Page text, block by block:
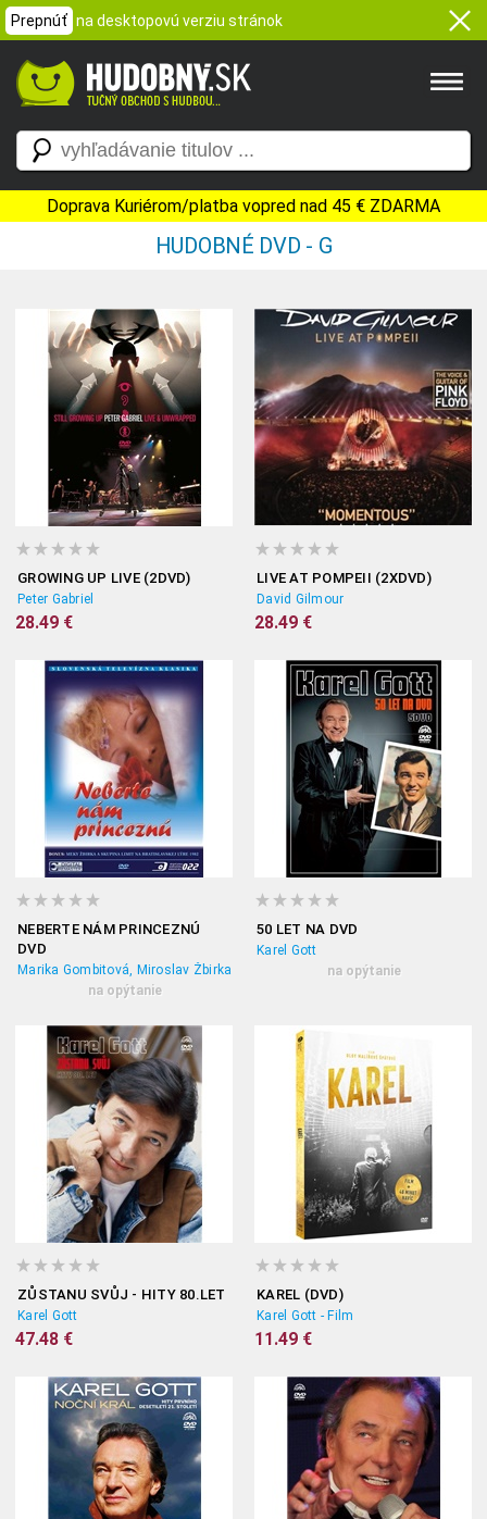
Prepnúť na desktopovú verziu stránok
Doprava Kuriérom/platba vopred nad 45 € ZDARMA
HUDOBNÉ DVD - G
GROWING UP LIVE (2DVD)
Peter Gabriel
28.49 €
LIVE AT POMPEII (2XDVD)
David Gilmour
28.49 €
NEBERTE NÁM PRINCEZNÚ
DVD
Marika Gombitová, Miroslav Žbirka
na opýtanie
50 LET NA DVD
Karel Gott
na opýtanie
ZŮSTANU SVŮJ - HITY 80.LET
Karel Gott
47.48 €
KAREL (DVD)
Karel Gott - Film
11.49 €